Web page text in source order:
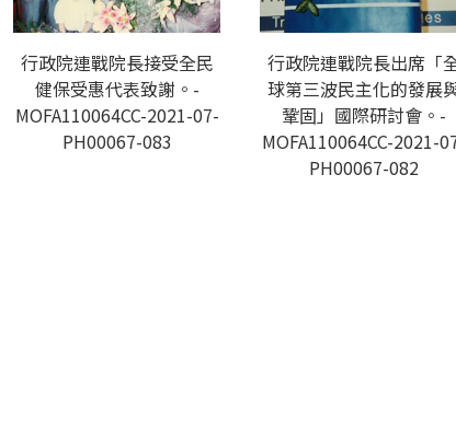
行政院連戰院長接受全民
健保受惠代表致謝。-
MOFA110064CC-2021-07-
PH00067-083
行政院連戰院長出席「
球第三波民主化的發展
鞏固」國際研討會。-
MOFA110064CC-2021-
PH00067-082